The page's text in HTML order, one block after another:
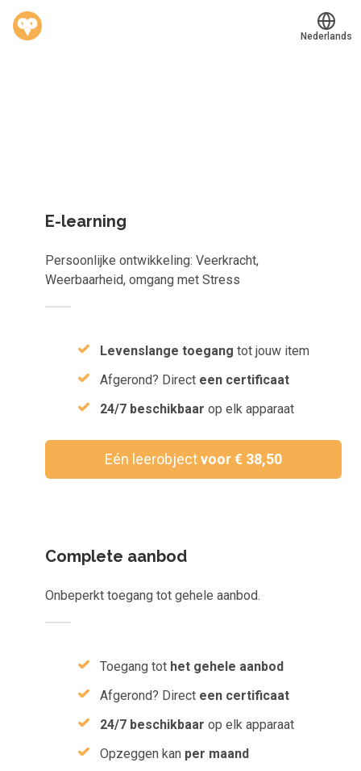
Account en hulp
Inloggen
Aanmelden
Nederlands
E-learning
Persoonlijke ontwikkeling: Veerkracht,
Weerbaarheid, omgang met Stress
Levenslange toegang tot jouw item
Afgerond? Direct een certificaat
24/7 beschikbaar op elk apparaat
Eén leerobjectvoor € 38,50
Complete aanbod
Onbeperkt toegang tot gehele aanbod.
Toegang tot het gehele aanbod
Afgerond? Direct een certificaat
24/7 beschikbaar op elk apparaat
Opzeggen kan per maand